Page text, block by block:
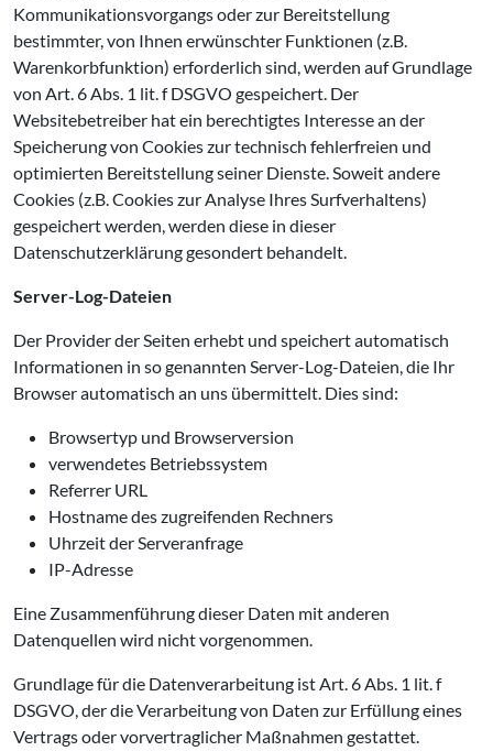
Kommunikationsvorgangs oder zur Bereitstellung
bestimmter, von Ihnen erwünschter Funktionen (z.B.
Warenkorbfunktion) erforderlich sind, werden auf Grundlage
von Art. 6 Abs. 1 lit. f DSGVO gespeichert. Der
Websitebetreiber hat ein berechtigtes Interesse an der
Speicherung von Cookies zur technisch fehlerfreien und
optimierten Bereitstellung seiner Dienste. Soweit andere
Cookies (z.B. Cookies zur Analyse Ihres Surfverhaltens)
gespeichert werden, werden diese in dieser
Datenschutzerklärung gesondert behandelt.
Server-Log-Dateien
Der Provider der Seiten erhebt und speichert automatisch
Informationen in so genannten Server-Log-Dateien, die Ihr
Browser automatisch an uns übermittelt. Dies sind:
Browsertyp und Browserversion
verwendetes Betriebssystem
Referrer URL
Hostname des zugreifenden Rechners
Uhrzeit der Serveranfrage
IP-Adresse
Eine Zusammenführung dieser Daten mit anderen
Datenquellen wird nicht vorgenommen.
Grundlage für die Datenverarbeitung ist Art. 6 Abs. 1 lit. f
DSGVO, der die Verarbeitung von Daten zur Erfüllung eines
Vertrags oder vorvertraglicher Maßnahmen gestattet.